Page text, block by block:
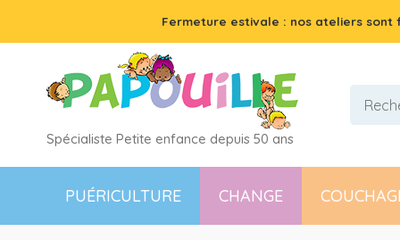
Fermeture estivale : nos ateliers sont
Spécialiste Petite enfance depuis 50 ans
PUÉRICULTURE CHANGE